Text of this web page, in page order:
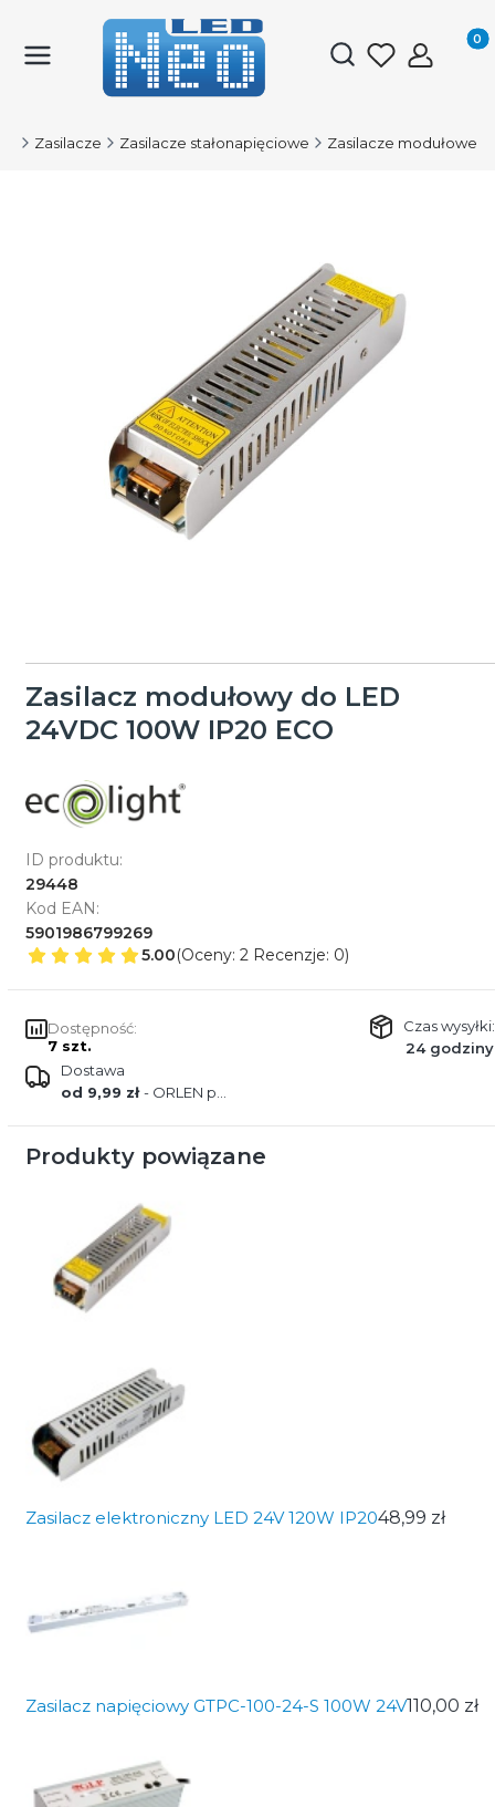
Otwórz
Zasilacze Zasilacze stałonapięciowe Zasilacze modułowe
Zasilacz modułowy do LED
24VDC 100W IP20 ECO
ID produktu:
29448
Kod EAN:
5901986799269
5.00(Oceny: 2 Recenzje: 0)
Dostępność:
7 szt.
Czas wysyłki:
24 godziny
Dostawa
od 9,99 zł- ORLEN paczka
Produkty powiązane
Zasilacz elektroniczny LED 24V 120W IP2048,99 zł
Zasilacz napięciowy GTPC-100-24-S 100W 24V110,00 zł